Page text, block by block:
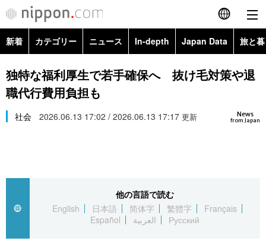
English
简体字
Русский
カテゴリー
経済・ビジネス
国際
トップ
アーカイブ
In-depth
Japan Data
新着 カテゴリー ニュース In-depth Japan Data 旅と
政治・外交
経済・ビジネス
Topics
独特な福利厚生で若手確保へ 抜け毛対策や退
職代行費用負担も
News
from Japan
社会 2026.06.13 17:02 / 2026.06.13 17:17 更新
他の言語で読む
English
日本語 简体字 繁體字
Français
Español
العربية Русский